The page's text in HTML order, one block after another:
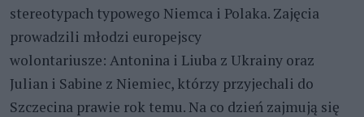
stereotypach typowego Niemca i Polaka. Zajęcia
prowadzili młodzi europejscy
wolontariusze: Antonina i Liuba z Ukrainy oraz
Julian i Sabine z Niemiec, którzy przyjechali do
Szczecina prawie rok temu. Na co dzień zajmują się